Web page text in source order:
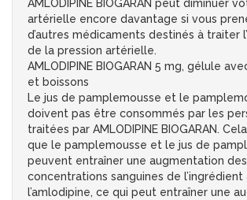
AMLODIPINE BIOGARAN peut diminuer
artérielle encore davantage si vous
d’autres médicaments destinés à traiter
de la pression artérielle.
AMLODIPINE BIOGARAN 5 mg, gélule
et boissons
Le jus de pamplemousse et le
doivent pas être consommés par les
traitées par AMLODIPINE BIOGARAN.
que le pamplemousse et le jus de
peuvent entraîner une augmentation des
concentrations sanguines de l’ingrédient
l’amlodipine, ce qui peut entraîner une